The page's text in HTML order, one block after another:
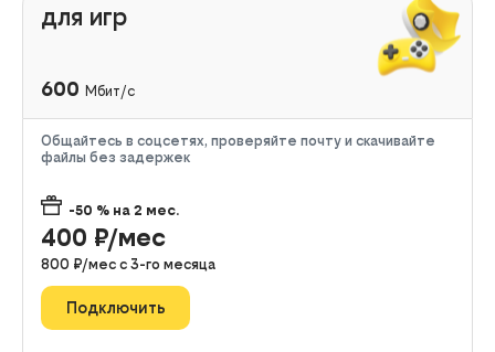
для игр
600 Мбит/с
Общайтесь в соцсетях, проверяйте почту и скачивайте
файлы без задержек
-50 % на 2 мес.
400 ₽/мес
800 ₽/мес с 3-го месяца
Подключить